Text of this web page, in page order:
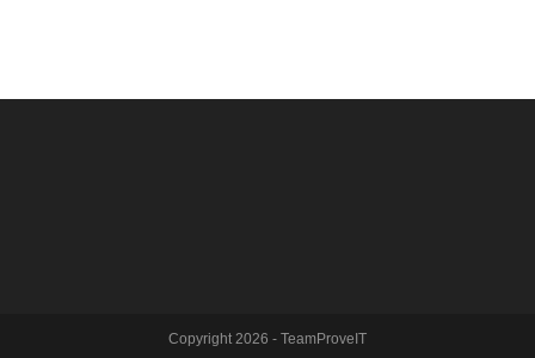
Copyright 2026 - TeamProveIT